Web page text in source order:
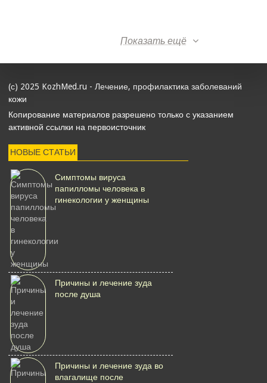
Показать ещё
(с) 2025 KozhMed.ru - Лечение, профилактика заболеваний
кожи
Копирование материалов разрешено только с указанием
активной ссылки на первоисточник
НОВЫЕ СТАТЬИ
Симптомы вируса
папилломы человека в
гинекологии у женщины
Причины и лечение зуда
после душа
Причины и лечение зуда во
влагалище после